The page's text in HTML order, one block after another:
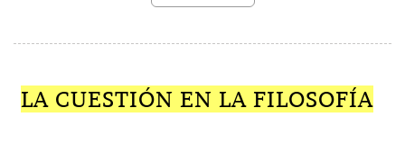
LA CUESTIÓN EN LA FILOSOFÍA